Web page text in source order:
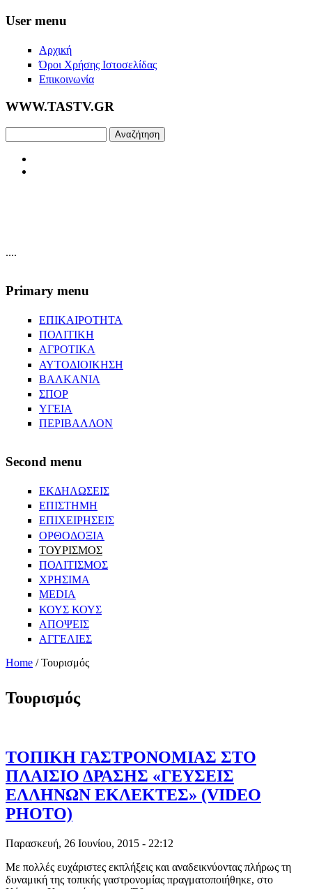
Skip to main content
User menu
Αρχική
Όροι Χρήσης Ιστοσελίδας
Επικοινωνία
WWW.TASTV.GR
....
Primary menu
ΕΠΙΚΑΙΡΟΤΗΤΑ
ΠΟΛΙΤΙΚΗ
ΑΓΡΟΤΙΚΑ
ΑΥΤΟΔΙΟΙΚΗΣΗ
ΒΑΛΚΑΝΙΑ
ΣΠΟΡ
ΥΓΕΙΑ
ΠΕΡΙΒΑΛΛΟΝ
Second menu
ΕΚΔΗΛΩΣΕΙΣ
ΕΠΙΣΤΗΜΗ
ΕΠΙΧΕΙΡΗΣΕΙΣ
ΟΡΘΟΔΟΞΙΑ
ΤΟΥΡΙΣΜΟΣ
ΠΟΛΙΤΙΣΜΟΣ
ΧΡΗΣΙΜΑ
MEDIA
ΚΟΥΣ ΚΟΥΣ
ΑΠΟΨΕΙΣ
ΑΓΓΕΛΙΕΣ
Home / Τουρισμός
Τουρισμός
ΤΟΠΙΚΗ ΓΑΣΤΡΟΝΟΜΙΑΣ ΣΤΟ
ΠΛΑΙΣΙΟ ΔΡΑΣΗΣ «ΓΕΥΣΕΙΣ
ΕΛΛΗΝΩΝ ΕΚΛΕΚΤΕΣ» (VIDEO
PHOTO)
Παρασκευή, 26 Ιουνίου, 2015 - 22:12
Με πολλές ευχάριστες εκπλήξεις και αναδεικνύοντας πλήρως τη
δυναμική της τοπικής γαστρονομίας πραγματοποιήθηκε, στο